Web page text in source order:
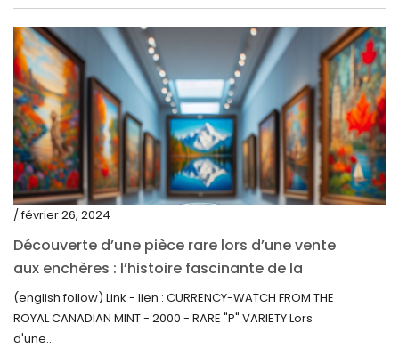
septembre 2020
juillet 2020
juin 2020
mai 2020
mars 2020
février 2020
décembre 2019
octobre 2019
septembre 2019
juin 2019
/ février 26, 2024
Découverte d’une pièce rare lors d’une vente
aux enchères : l’histoire fascinante de la
Monnaie-Montre de la Monnaie Royale du
Canada (2000) Rare Variété « P »
(english follow) Link - lien : CURRENCY-WATCH FROM THE
ROYAL CANADIAN MINT - 2000 - RARE "P" VARIETY Lors
d'une...